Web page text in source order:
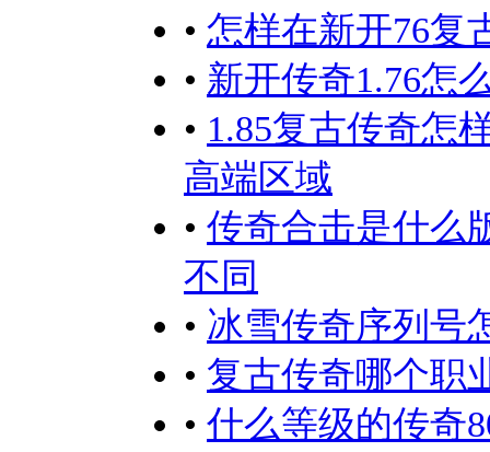
• 怎样在新开76复
• 新开传奇1.76怎
• 1.85复古传奇怎
高端区域
• 传奇合击是什么
不同
• 冰雪传奇序列号
• 复古传奇哪个职
• 什么等级的传奇